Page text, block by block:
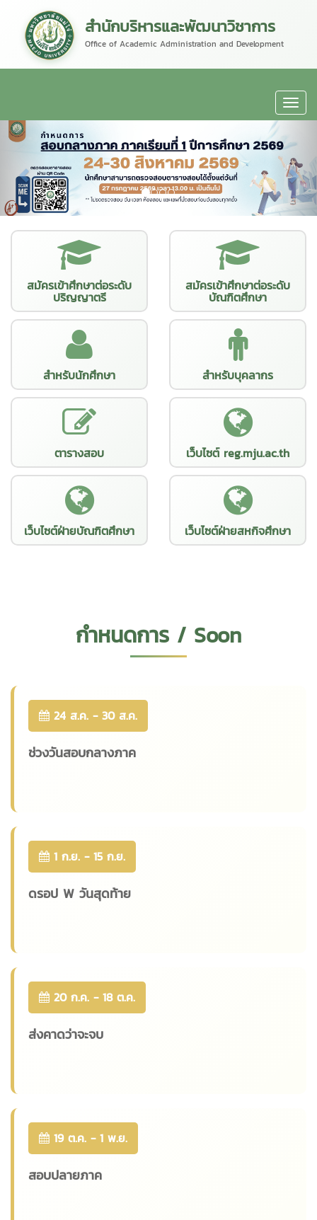
สำนักบริหารและพัฒนาวิชาการ
Office of Academic Administration and Development
สมัครเข้าศึกษาต่อระดับ
ปริญญาตรี
สมัครเข้าศึกษาต่อระดับ
บัณฑิตศึกษา
สำหรับนักศึกษา สำหรับบุคลากร
ตารางสอบ เว็บไซต์ reg.mju.ac.th
เว็บไซต์ฝ่ายบัณฑิตศึกษา เว็บไซต์ฝ่ายสหกิจศึกษา
กำหนดการ / Soon
24 ส.ค. - 30 ส.ค.
ช่วงวันสอบกลางภาค
1 ก.ย. - 15 ก.ย.
ดรอป W วันสุดท้าย
20 ก.ค. - 18 ต.ค.
ส่งคาดว่าจะจบ
19 ต.ค. - 1 พ.ย.
สอบปลายภาค